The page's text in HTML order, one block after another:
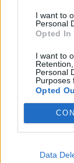
I want to
Personal
Opted In
I want to
Personal
Purposes
Opted
Data
Liget
Krónika
Bihari
Erdélyi
Főtér
Rádió